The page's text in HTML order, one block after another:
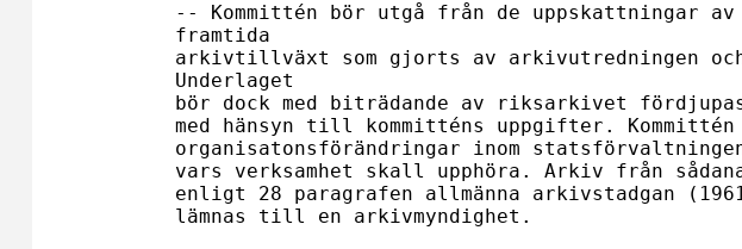
-- Kommittén bör utgå från de uppskattningar av
framtida
arkivtillväxt som gjorts av arkivutredningen
Underlaget
bör dock med biträdande av riksarkivet
med hänsyn till kommitténs uppgifter.
organisatonsförändringar inom statsförvaltningen
vars verksamhet skall upphöra. Arkiv från
enligt 28 paragrafen allmänna arkivstadgan
lämnas till en arkivmyndighet.